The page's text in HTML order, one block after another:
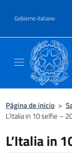
Gobierno italiano
Página de inicio >
L’Italia in 10 selfie –
L’Italia in